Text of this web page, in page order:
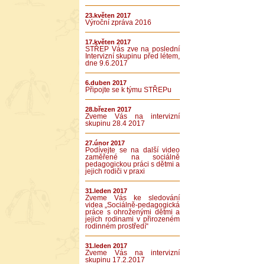
23.květen 2017
Výroční zpráva 2016
17.květen 2017
STŘEP Vás zve na poslední
Intervizní skupinu před létem,
dne 9.6.2017
6.duben 2017
Připojte se k týmu STŘEPu
28.březen 2017
Zveme Vás na intervizní
skupinu 28.4 2017
27.únor 2017
Podívejte se na další video
zaměřené na sociálně
pedagogickou práci s dětmi a
jejich rodiči v praxi
31.leden 2017
Zveme Vás ke sledování
videa „Sociálně-pedagogická
práce s ohroženými dětmi a
jejich rodinami v přirozeném
rodinném prostředí“
31.leden 2017
Zveme Vás na intervizní
skupinu 17.2.2017